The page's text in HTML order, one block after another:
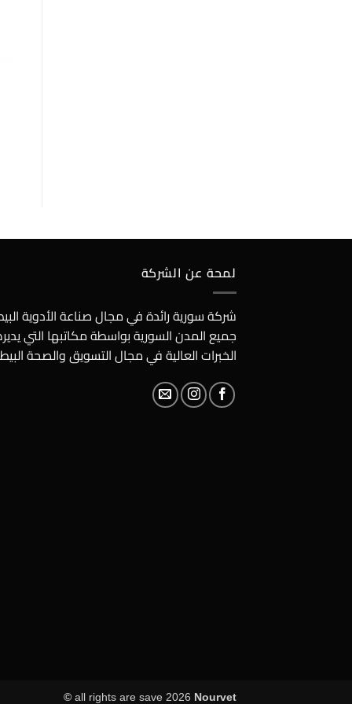
لمحة عن الشركة
شركة سورية رائدة في مجال صناعة الأدوية
جميع المدن السورية بواسطة مكاتبها التي
الخبرات العالية في مجال التسويق والصحة
all rights are save 2026 Nourvet ©